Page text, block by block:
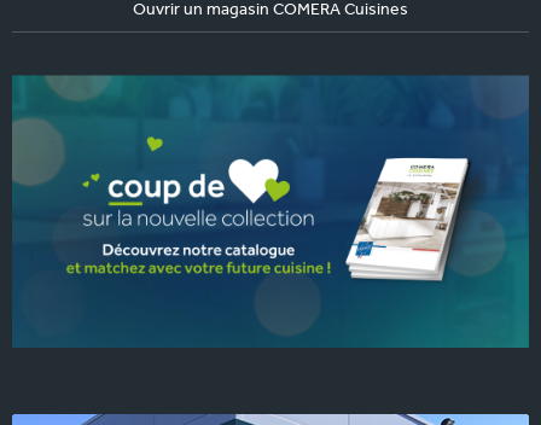
Ouvrir un magasin COMERA Cuisines